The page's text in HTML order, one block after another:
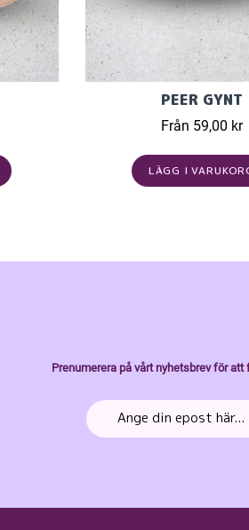
PEER GYNT
Från 59,00 kr
LÄGG I
Prenumerera på vårt nyhetsbrev för